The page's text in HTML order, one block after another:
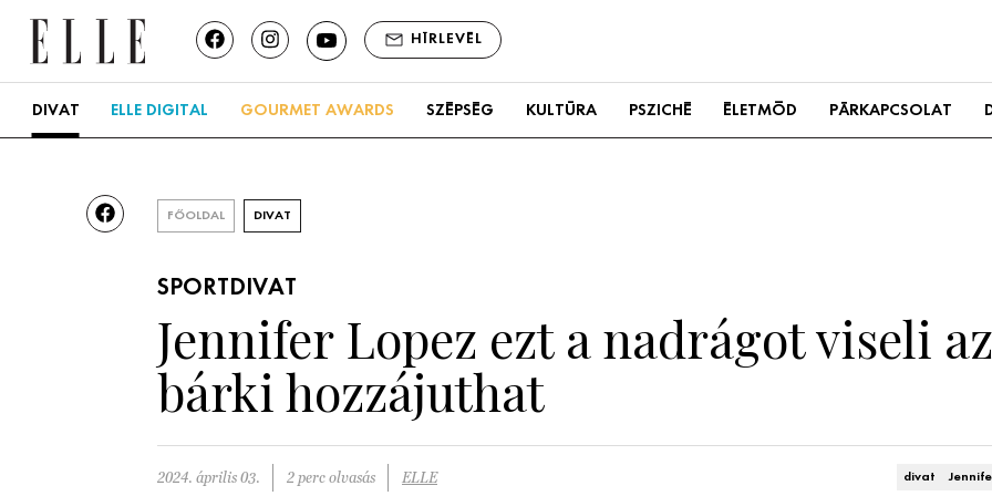
HÍRLEVÉL
DIVAT ELLE DIGITAL GOURMET AWARDS SZÉPSÉG KULTÚRA PSZICHÉ ÉLETMÓD PÁRKAPCSOLAT
FŐOLDAL DIVAT
SPORTDIVAT
Jennifer Lopez ezt a nadrágot viseli
bárki hozzájuthat
2024. április 03. 2 perc olvasás ELLE divat